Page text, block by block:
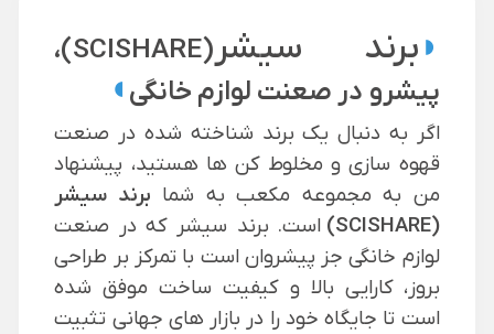
◗برند سیشر
(SCISHARE)،
پیشرو در صعنت لوازم خانگی ◖
اگر به دنبال یک برند شناخته شده در صنعت
قهوه سازی و مخلوط کن ها هستید، پیشنهاد
من به مجموعه مکعب به شما برند سیشر
(
SCISHARE
) است. برند سیشر که در صنعت
لوازم خانگی جز پیشروان است با تمرکز بر طراحی
بروز، کارایی بالا و کیفیت ساخت موفق شده
است تا جایگاه خود را در بازار های جهانی تثبیت